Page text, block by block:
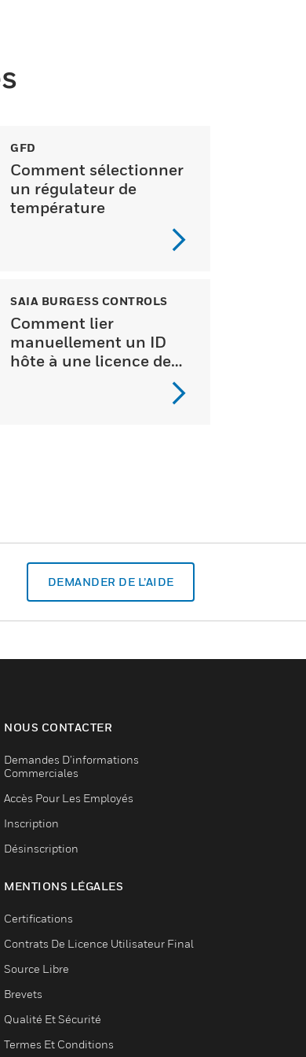
GFD
Comment sélectionner
un régulateur de
température
SAIA BURGESS CONTROLS
Comment lier
manuellement un ID
hôte à une licence de
DEMANDER DE L’AIDE
NOUS CONTACTER
Demandes D’informations
Commerciales
Accès Pour Les Employés
Inscription
Désinscription
MENTIONS LÉGALES
Certifications
Contrats De Licence Utilisateur Final
Source Libre
Brevets
Qualité Et Sécurité
Termes Et Conditions